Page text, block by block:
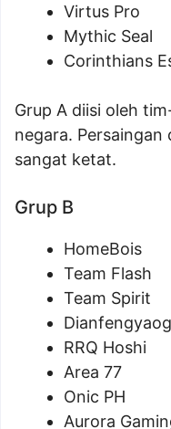
Virtus Pro
Mythic Seal
Corinthians
Grup A diisi oleh
negara.
sangat ketat.
Grup B
HomeBois
Team Flash
Team Spirit
RRQ Hoshi
Area 77
Onic PH
Aurora